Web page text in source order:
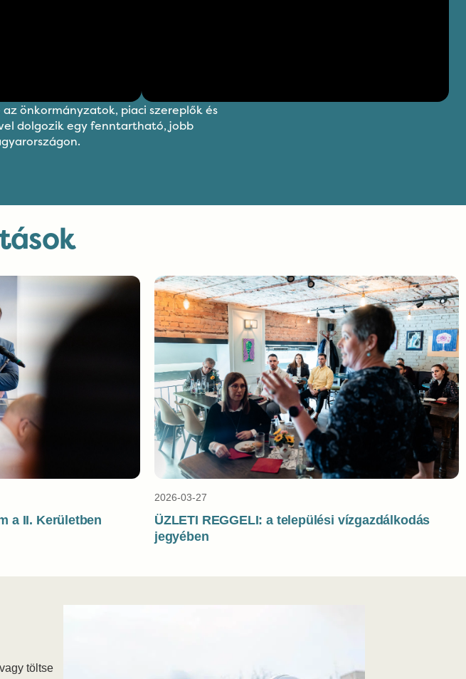
önkormányzatok, piaci szereplők és
dolgozik egy fenntartható, jobb
a II. Kerületben
2026-03-27
ÜZLETI REGGELI: a települési vízgazdálkodás
jegyében
töltse